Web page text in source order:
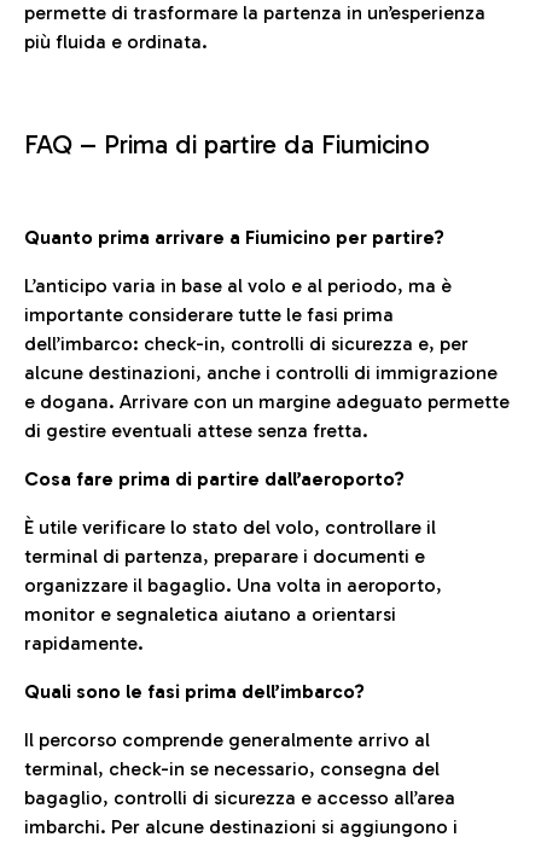
permette di trasformare la partenza in un’esperienza
più fluida e ordinata.
FAQ – Prima di partire da Fiumicino
Quanto prima arrivare a Fiumicino per partire?
L’anticipo varia in base al volo e al periodo, ma è
importante considerare tutte le fasi prima
dell’imbarco: check-in, controlli di sicurezza e, per
alcune destinazioni, anche i controlli di immigrazione
e dogana. Arrivare con un margine adeguato permette
di gestire eventuali attese senza fretta.
Cosa fare prima di partire dall’aeroporto?
È utile verificare lo stato del volo, controllare il
terminal di partenza, preparare i documenti e
organizzare il bagaglio. Una volta in aeroporto,
monitor e segnaletica aiutano a orientarsi
rapidamente.
Quali sono le fasi prima dell’imbarco?
Il percorso comprende generalmente arrivo al
terminal, check-in se necessario, consegna del
bagaglio, controlli di sicurezza e accesso all’area
imbarchi. Per alcune destinazioni si aggiungono i